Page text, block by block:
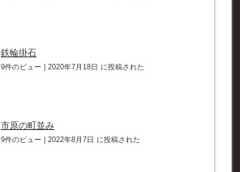
鉄輪掛石
9件のビュー 2020年7月18日 に投稿された
市原の町並み
9件のビュー 2022年8月7日 に投稿された